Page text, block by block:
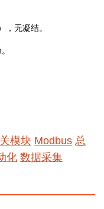
，无凝结。
模块 Modbus 总
化 数据采集